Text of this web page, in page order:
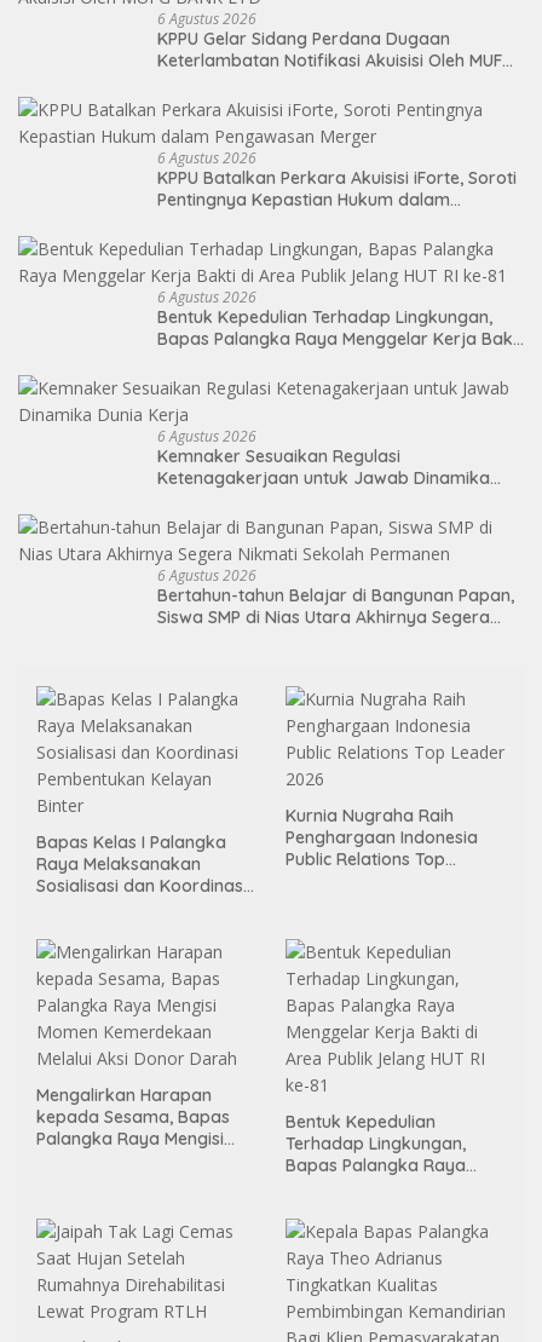
6 Agustus 2026
KPPU Gelar Sidang Perdana Dugaan
Keterlambatan Notifikasi Akuisisi Oleh MUFG
6 Agustus 2026
KPPU Batalkan Perkara Akuisisi iForte, Soroti
Pentingnya Kepastian Hukum dalam
6 Agustus 2026
Bentuk Kepedulian Terhadap Lingkungan,
Bapas Palangka Raya Menggelar Kerja Bakti
6 Agustus 2026
Kemnaker Sesuaikan Regulasi
Ketenagakerjaan untuk Jawab Dinamika
6 Agustus 2026
Bertahun-tahun Belajar di Bangunan Papan,
Siswa SMP di Nias Utara Akhirnya Segera
Bapas Kelas I Palangka
Raya Melaksanakan
Sosialisasi dan Koordinasi
Kurnia Nugraha Raih
Penghargaan Indonesia
Public Relations Top
Mengalirkan Harapan
kepada Sesama, Bapas
Palangka Raya Mengisi
Bentuk Kepedulian
Terhadap Lingkungan,
Bapas Palangka Raya
ke-81